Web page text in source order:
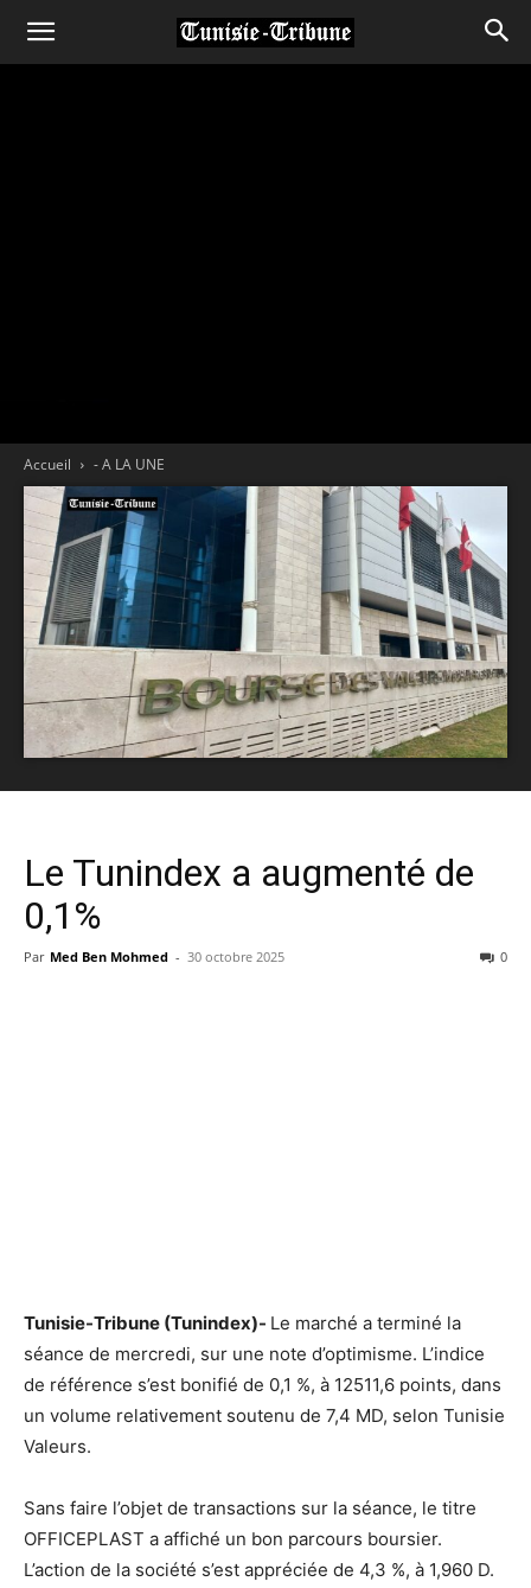
Accueil - A LA UNE
Le Tunindex a augmenté de
0,1%
Par Med Ben Mohmed - 30 octobre 2025 0
Tunisie-Tribune (Tunindex)- Le marché a terminé la
séance de mercredi, sur une note d’optimisme. L’indice
de référence s’est bonifié de 0,1 %, à 12511,6 points, dans
un volume relativement soutenu de 7,4 MD, selon Tunisie
Valeurs.
Sans faire l’objet de transactions sur la séance, le titre
OFFICEPLAST a affiché un bon parcours boursier.
L’action de la société s’est appréciée de 4,3 %, à 1,960 D.